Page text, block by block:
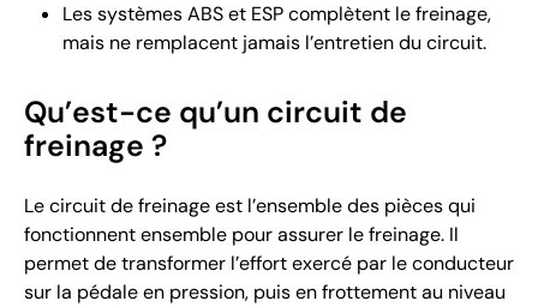
Les systèmes ABS et ESP complètent le freinage,
mais ne remplacent jamais l’entretien du circuit.
Qu’est-ce qu’un circuit de
freinage ?
Le circuit de freinage est l’ensemble des pièces qui
fonctionnent ensemble pour assurer le freinage. Il
permet de transformer l’effort exercé par le conducteur
sur la pédale en pression, puis en frottement au niveau